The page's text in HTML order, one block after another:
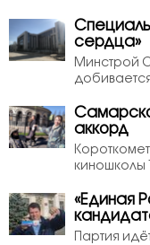
сердца»
Минстрой
аккорд
киношколы
«Единая
Партия